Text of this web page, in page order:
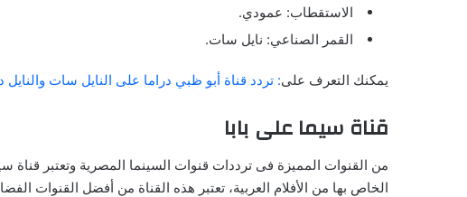
الاستقطاب: عمودي.
القمر الصناعي: نايل سات.
يمكنك التعرف على: تردد قناة أبو ظبي دراما على النايل سات والنايل
قناة سيما على بابا
من القنوات المميزة فى ترددات قنوات السينما المصرية وتعتبر قناة
الخاص بها من الأفلام العربية، تعتبر هذه القناة من أفضل القنوات